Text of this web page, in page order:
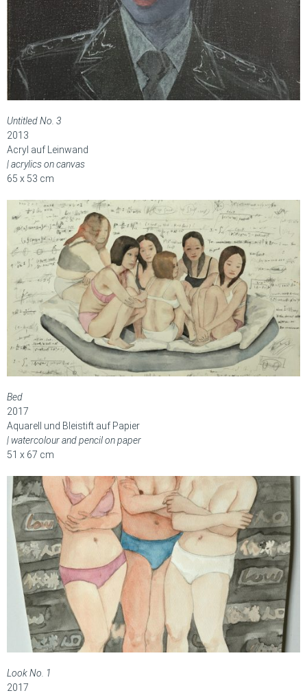
Untitled No. 3
2013
Acryl auf Leinwand
| acrylics on canvas
65 x 53 cm
Bed
2017
Aquarell und Bleistift auf Papier
| watercolour and pencil on paper
51 x 67 cm
Look No. 1
2017